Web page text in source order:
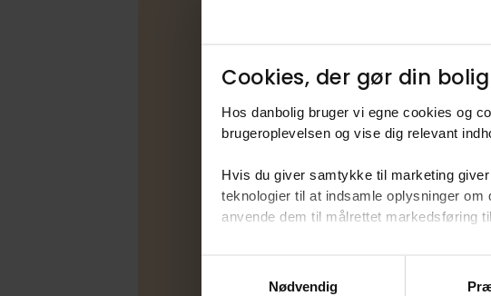
Cookies, der gør din
Hos danbolig bruger vi egne cookies og
brugeroplevelsen og vise dig relevant
Hvis du giver samtykke til marketing
teknologier til at indsamle oplysninger
anvende dem til målrettet markedsføring
Ved at klikke på ”OK” giver du
tilbagekalde dit samtykke ved at følge
Nødvendig
Økonomi
Kontantpris